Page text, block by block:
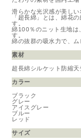
滑らかな光沢感が美しい
「超長綿」とは、綿花
す。
綿100％のニット生地は
す。
綿の抜群の吸水力で、ム
素材
超長綿シルケット防縮
カラー
ブラック
グレー
アイスグレー
ブルー
レッド
サイズ